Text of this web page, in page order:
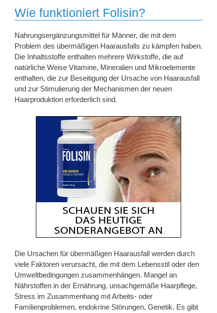
Wie funktioniert Folisin?
Nahrungsergänzungsmittel für Männer, die mit dem
Problem des übermäßigen Haarausfalls zu kämpfen haben.
Die Inhaltsstoffe enthalten mehrere Wirkstoffe, die auf
natürliche Weise Vitamine, Mineralien und Mikroelemente
enthalten, die zur Beseitigung der Ursache von Haarausfall
und zur Stimulierung der Mechanismen der neuen
Haarproduktion erforderlich sind.
Die Ursachen für übermäßigen Haarausfall werden durch
viele Faktoren verursacht, die mit dem Lebensstil oder den
Umweltbedingungen zusammenhängen. Mangel an
Nährstoffen in der Ernährung, unsachgemäße Haarpflege,
Stress im Zusammenhang mit Arbeits- oder
Familienproblemen, endokrine Störungen, Genetik. Es gibt